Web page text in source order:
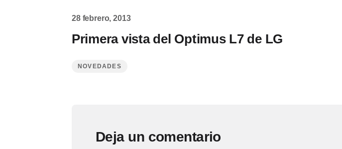
28 febrero, 2013
Primera vista del Optimus L7 de LG
NOVEDADES
Deja un comentario